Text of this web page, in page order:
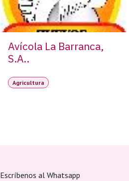
Avícola La Barranca,
S.A..
Agricultura
Escríbenos al Whatsapp